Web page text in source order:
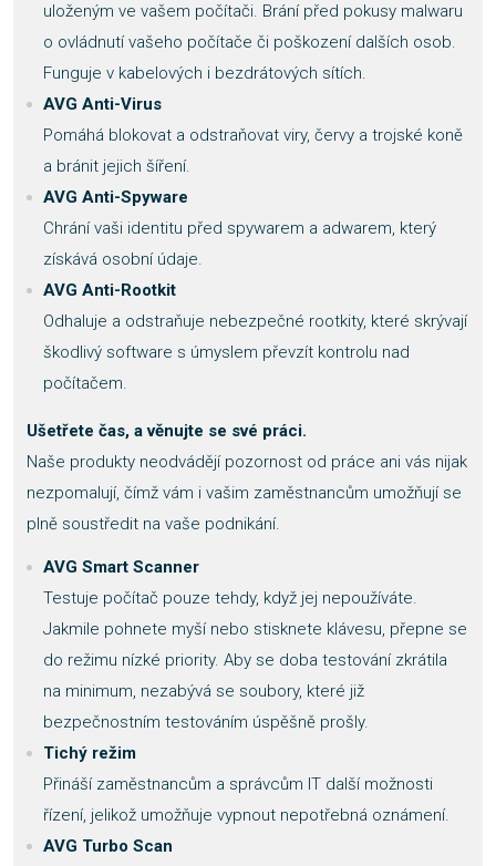
uloženým ve vašem počítači. Brání před pokusy malwaru
o ovládnutí vašeho počítače či poškození dalších osob.
Funguje v kabelových i bezdrátových sítích.
AVG Anti-Virus
Pomáhá blokovat a odstraňovat viry, červy a trojské koně
a bránit jejich šíření.
AVG Anti-Spyware
Chrání vaši identitu před spywarem a adwarem, který
získává osobní údaje.
AVG Anti-Rootkit
Odhaluje a odstraňuje nebezpečné rootkity, které skrývají
škodlivý software s úmyslem převzít kontrolu nad
počítačem.
Ušetřete čas, a věnujte se své práci.
Naše produkty neodvádějí pozornost od práce ani vás nijak
nezpomalují, čímž vám i vašim zaměstnancům umožňují se
plně soustředit na vaše podnikání.
AVG Smart Scanner
Testuje počítač pouze tehdy, když jej nepoužíváte.
Jakmile pohnete myší nebo stisknete klávesu, přepne se
do režimu nízké priority. Aby se doba testování zkrátila
na minimum, nezabývá se soubory, které již
bezpečnostním testováním úspěšně prošly.
Tichý režim
Přináší zaměstnancům a správcům IT další možnosti
řízení, jelikož umožňuje vypnout nepotřebná oznámení.
AVG Turbo Scan